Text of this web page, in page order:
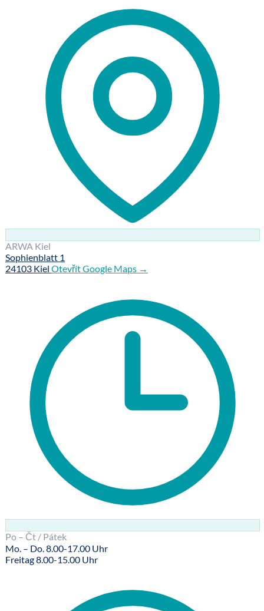
ARWA Kiel
Sophienblatt 1
24103 Kiel Otevřít Google Maps →
Po – Čt / Pátek
Mo. – Do. 8.00-17.00 Uhr
Freitag 8.00-15.00 Uhr